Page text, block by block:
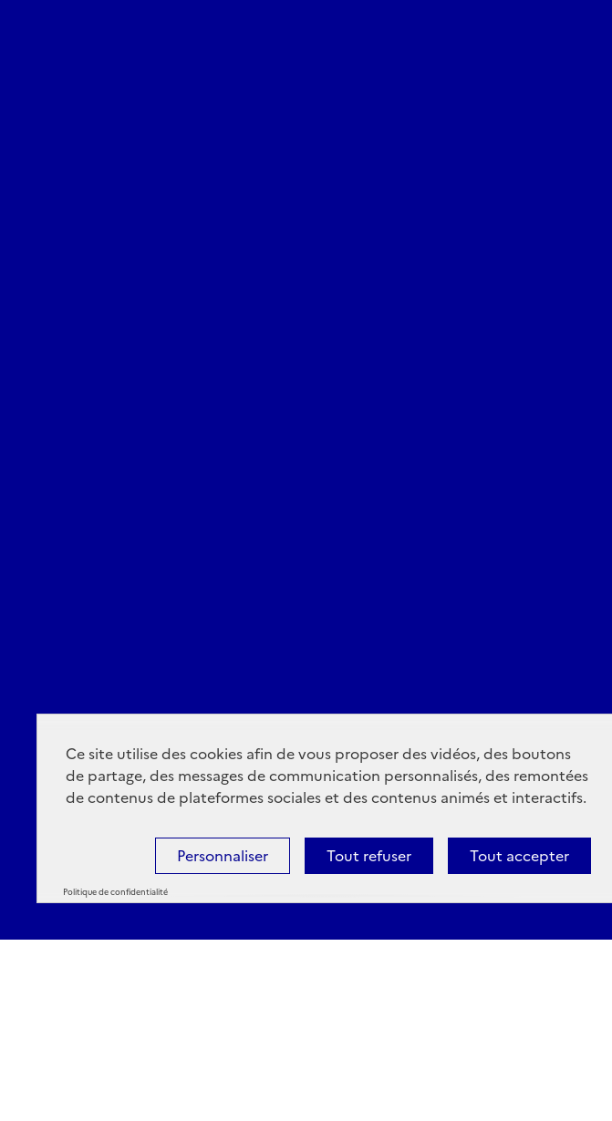
Ce site utilise des cookies afin de vous proposer des vidéos, des boutons
de partage, des messages de communication personnalisés, des remontées
de contenus de plateformes sociales et des contenus animés et interactifs.
Tout accepter
Tout refuser
Personnaliser
Politique de confidentialité